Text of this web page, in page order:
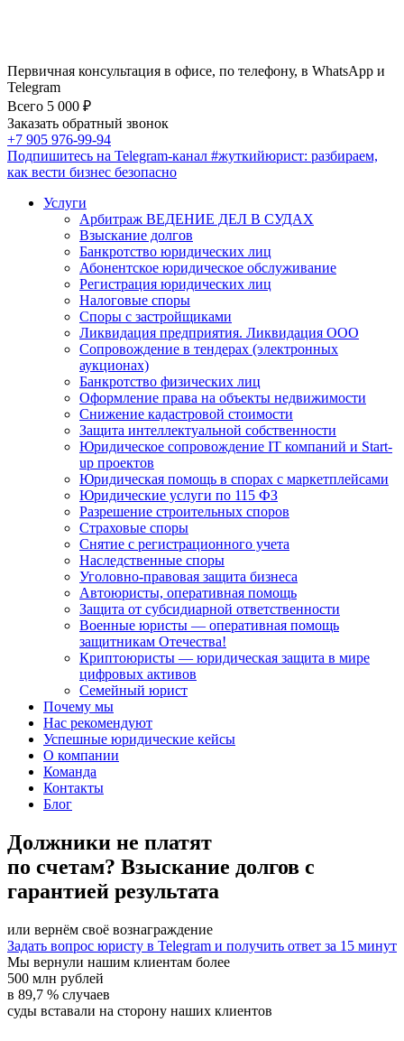
Первичная консультация в офисе, по телефону, в WhatsApp и
Telegram
Всего 5 000 ₽
Заказать обратный звонок
+7 905 976-99-94
Подпишитесь на Telegram-канал #жуткийюрист: разбираем,
как вести бизнес безопасно
Услуги
Арбитраж ВЕДЕНИЕ ДЕЛ В СУДАХ
Взыскание долгов
Банкротство юридических лиц
Абонентское юридическое обслуживание
Регистрация юридических лиц
Налоговые споры
Споры с застройщиками
Ликвидация предприятия. Ликвидация ООО
Сопровождение в тендерах (электронных
аукционах)
Банкротство физических лиц
Оформление права на объекты недвижимости
Снижение кадастровой стоимости
Защита интеллектуальной собственности
Юридическое сопровождение IT компаний и Start-
up проектов
Юридическая помощь в спорах с маркетплейсами
Юридические услуги по 115 ФЗ
Разрешение строительных споров
Страховые споры
Снятие с регистрационного учета
Наследственные споры
Уголовно-правовая защита бизнеса
Автоюристы, оперативная помощь
Защита от субсидиарной ответственности
Военные юристы — оперативная помощь
защитникам Отечества!
Криптоюристы — юридическая защита в мире
цифровых активов
Семейный юрист
Почему мы
Нас рекомендуют
Успешные юридические кейсы
О компании
Команда
Контакты
Блог
Должники не платят
по счетам? Взыскание долгов с
гарантией результата
или вернём своё вознаграждение
Задать вопрос юристу в Telegram и получить ответ за 15 минут
Мы вернули нашим клиентам более
500 млн рублей
в 89,7 % случаев
суды вставали на сторону наших клиентов